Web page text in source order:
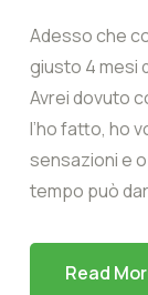
Adesso che
giusto 4 mesi
Avrei dovuto
l’ho fatto, ho
sensazioni e
tempo può
Read